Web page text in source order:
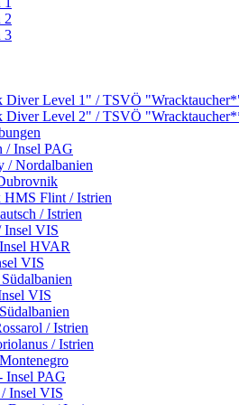
2
3
Diver Level 1" / TSVÖ
Diver Level 2" / TSVÖ
/ Insel PAG
/ Nordalbanien
HMS Flint / Istrien
/ Istrien
Insel VIS
HVAR
VIS
VIS
/ Istrien
/ Istrien
Insel PAG
Insel VIS